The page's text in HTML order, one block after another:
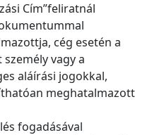
Cím”feliratnál
cég esetén a
vagy a
aláírási jogokkal,
meghatalmazott
fogadásával